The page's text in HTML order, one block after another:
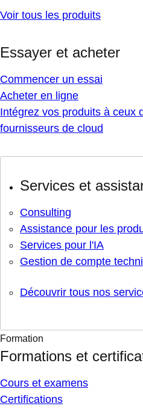
Voir tous les produits
Essayer et acheter
Commencer un essai
Acheter en ligne
Intégrez vos produits à ceux
fournisseurs de cloud
Services et
Consulting
Assistance pour les
Services pour l'IA
Gestion de compte
Découvrir tous nos
Formation
Formations et
Cours et examens
Certifications